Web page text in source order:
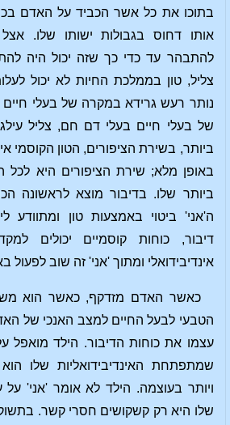
בתוכו את כל אשר הכביד על האדם
אותו דחוס בגבולות ישותו שלו.
להתבהר עד כדי כך שזה יכול היה
צליל, טון בממלכת החיות לא יכול
נותר רעש גרידא במקרה של בעלי
של בעלי חיים בעלי דם חם, צליל
ביותר, בשירת הציפורים, הטון הקוסמי
באופן מלא; שירת הציפורים היא לכל
ביותר שלו. בדיבור מוצא לראשונה
ה'אני' ביטוי באמצעות טון ומתוודע
דיבור, כוחות קוסמיים יכולים
אינדיבידואלי ומתוך 'אני' זה שוב לפעול
כאשר האדם מזדקף, כאשר הוא
הטבעי לבעל החיים למצב האנכי של
עצמו את כוחות הדיבור. הילד מואפל
שמתפתחת האינדיבידואליות שלו
ויותר בעוצמה. הילד לא אומר 'אני'
שלו היא רק קשקושים חסרי קשר.